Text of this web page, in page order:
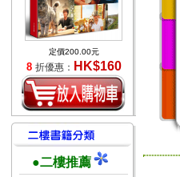
定價200.00元
8 折優惠： HK$160
●二樓推薦